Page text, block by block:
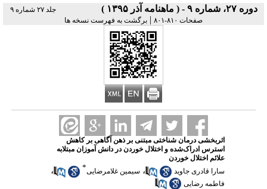
دوره ۲۷، شماره ۹ - ( ماهنامه آذر ۱۳۹۵ )
جلد ۲۷ شماره ۹
صفحات ۸۱۰-۸۰۱
| برگشت به فهرست نسخه ها
اثربخشی درمان شناختی مبتنی بر ذهن آگاهی بر کاهش
استرس ادراک‌شده و اختلال خوردن در دانش آموزان مبتلابه
علائم اختلال خوردن
سارا قادری جاوید
، سیمین غلامرضایی* ،
فاطمه رضایی